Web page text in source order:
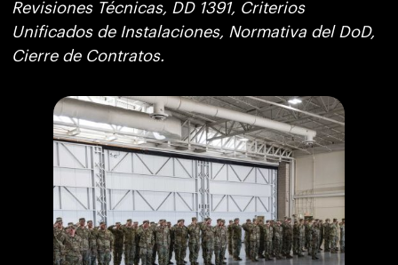
Revisiones Técnicas, DD 1391, Criterios
Unificados de Instalaciones, Normativa del DoD,
Cierre de Contratos.